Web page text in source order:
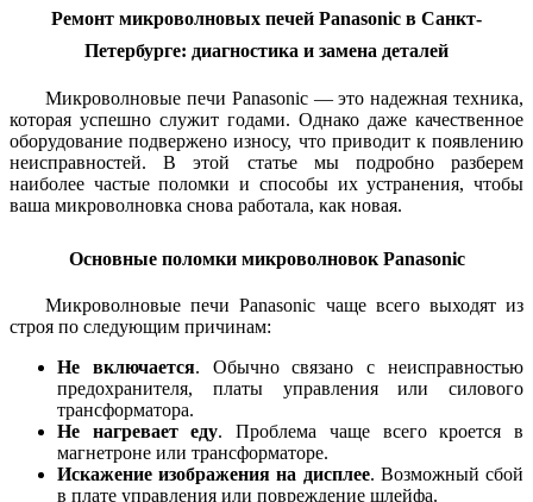
Ремонт микроволновых печей Panasonic в Санкт-
Петербурге: диагностика и замена деталей
Микроволновые печи Panasonic — это надежная техника,
которая успешно служит годами. Однако даже качественное
оборудование подвержено износу, что приводит к появлению
неисправностей. В этой статье мы подробно разберем
наиболее частые поломки и способы их устранения, чтобы
ваша микроволновка снова работала, как новая.
Основные поломки микроволновок Panasonic
Микроволновые печи Panasonic чаще всего выходят из
строя по следующим причинам:
Не включается. Обычно связано с неисправностью
предохранителя, платы управления или силового
трансформатора.
Не нагревает еду. Проблема чаще всего кроется в
магнетроне или трансформаторе.
Искажение изображения на дисплее. Возможный сбой
в плате управления или повреждение шлейфа.